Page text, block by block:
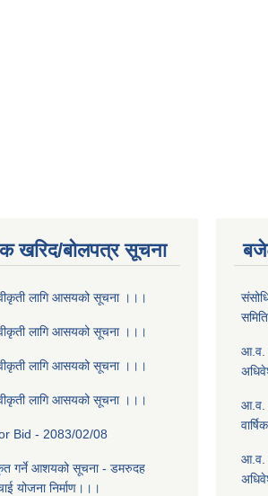
खरिद/बोलपत्र सूचना
लागि आसयको सूचना ।।।
लागि आसयको सूचना ।।।
लागि आसयको सूचना ।।।
लागि आसयको सूचना ।।।
Bid - 2083/02/08
गर्ने आशयको सूचना - डमरुदह
योजना निर्माण।।।
आ.व.
आ.व.
आ.व.